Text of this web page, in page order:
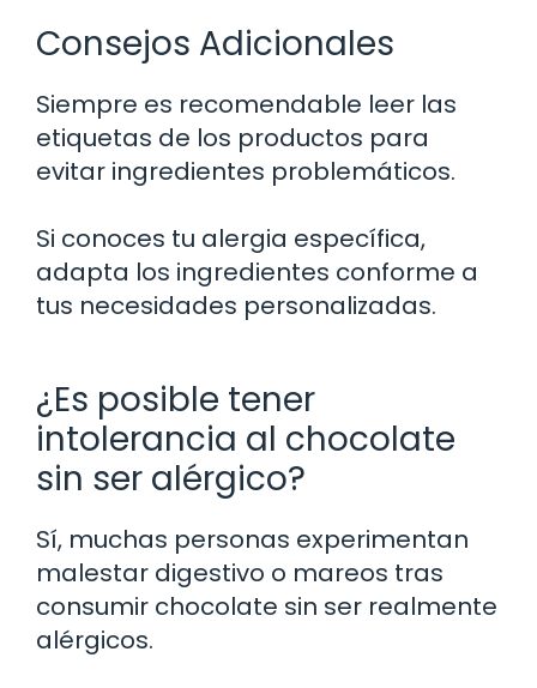
Consejos Adicionales
Siempre es recomendable leer las
etiquetas de los productos para
evitar ingredientes problemáticos.
Si conoces tu alergia específica,
adapta los ingredientes conforme a
tus necesidades personalizadas.
¿Es posible tener
intolerancia al chocolate
sin ser alérgico?
Sí, muchas personas experimentan
malestar digestivo o mareos tras
consumir chocolate sin ser realmente
alérgicos.